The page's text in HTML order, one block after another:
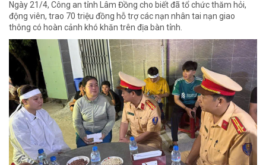
Ngày 21/4, Công an tỉnh Lâm Đồng cho biết đã tổ chức thăm hỏi,
động viên, trao 70 triệu đồng hỗ trợ các nạn nhân tai nạn giao
thông có hoàn cảnh khó khăn trên địa bàn tỉnh.